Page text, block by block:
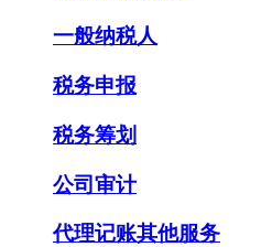
一般纳税人
税务申报
税务筹划
公司审计
代理记账其他服务